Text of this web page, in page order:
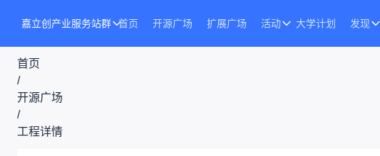
嘉立创产业服务站群 首页 开源广场 扩展广场 活动 大学计划 发现
首页
/
开源广场
/
工程详情